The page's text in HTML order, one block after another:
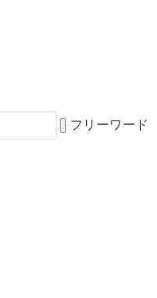
フリーワード